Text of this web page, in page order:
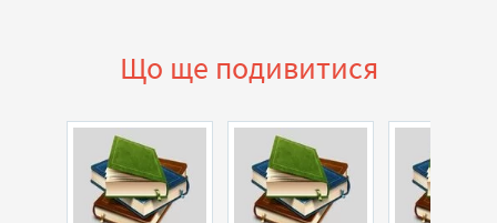
Що ще подивитися